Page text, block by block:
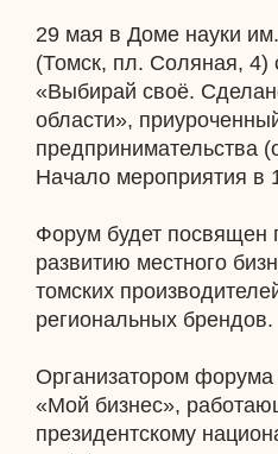
29 мая в Доме науки
(Томск, пл. Соляная, 4)
«Выбирай своё.
области»,
предпринимательства
Начало мероприятия в
Форум будет посвящен
развитию местного
томских
региональных брендов.
Организатором форума
«Мой бизнес»,
президентскому